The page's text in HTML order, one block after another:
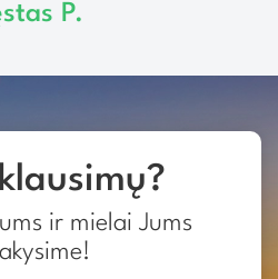
P.
ir mielai Jums